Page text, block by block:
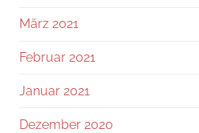
März 2021
Februar 2021
Januar 2021
Dezember 2020